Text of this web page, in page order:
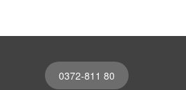
0372-811 80